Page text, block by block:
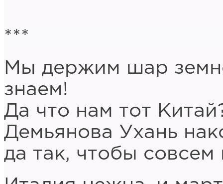
***
Мы держим шар
знаем!
Да что нам тот
Демьянова Ухань
да так, чтобы совсем